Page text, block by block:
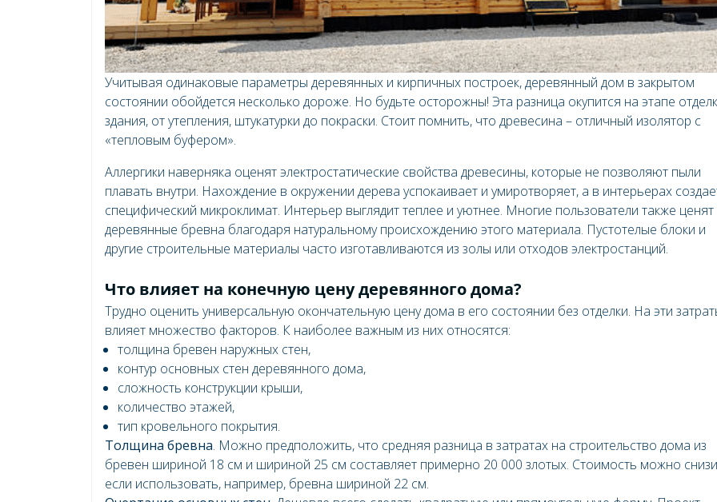
Учитывая одинаковые параметры деревянных и кирпичных построек, деревянный дом в закрытом
состоянии обойдется несколько дороже. Но будьте осторожны! Эта разница окупится на этапе
здания, от утепления, штукатурки до покраски. Стоит помнить, что древесина – отличный изолятор с
«тепловым буфером».
Аллергики наверняка оценят электростатические свойства древесины, которые не позволяют пыли
плавать внутри. Нахождение в окружении дерева успокаивает и умиротворяет, а в интерьерах
специфический микроклимат. Интерьер выглядит теплее и уютнее. Многие пользователи также ценят
деревянные бревна благодаря натуральному происхождению этого материала. Пустотелые блоки и
другие строительные материалы часто изготавливаются из золы или отходов электростанций.
Что влияет на конечную цену деревянного дома?
Трудно оценить универсальную окончательную цену дома в его состоянии без отделки. На эти
влияет множество факторов. К наиболее важным из них относятся:
толщина бревен наружных стен,
контур основных стен деревянного дома,
сложность конструкции крыши,
количество этажей,
тип кровельного покрытия.
Толщина бревна. Можно предположить, что средняя разница в затратах на строительство дома из
бревен шириной 18 см и шириной 25 см составляет примерно 20 000 злотых. Стоимость можно
если использовать, например, бревна шириной 22 см.